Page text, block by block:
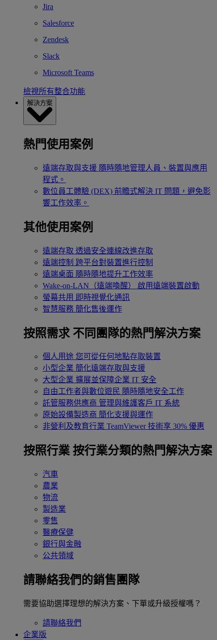
Jira
Salesforce
Zendesk
Slack
Microsoft Teams
檢視所有整合功能
解決方案
熱門使用案例
遠端存取與支援 隨時隨地管理人員、裝置與應用
程式。
數位員工體驗 (DEX) 前瞻式解決 IT 問題，避免影
響工作效率。
其他使用案例
遠端存取 透過安全連線改進存取
遠端控制 跨平台對裝置進行控制
遠端桌面 隨時隨地提升工作效率
Wake-on-LAN（遠端喚醒）
啟用遠端裝置啟動
螢幕共用 即時視覺化通訊
智慧服務 簡化售後運作
按照需求 不同團隊的熱門解決方案
個人用途 您可從任何地點存取裝置
小型企業 簡化遠端存取與支援
大型企業 擴展並保障企業 IT 安全
自由工作者與數位遊民 隨時隨地安全工作
託管服務供應商 管理與維護客戶 IT 系統
原始設備製造商 簡化支援與運作
非營利及教育行業 TeamViewer 技術享 30% 優惠
按照行業 按行業分類的熱門解決方案
汽車
農業
物流
製造業
零售
醫療保健
銀行與金融
公共領域
請聯絡我們的銷售團隊
需要協助選擇理想的解決方案、下單或升級授權嗎？
請聯絡我們
企業版